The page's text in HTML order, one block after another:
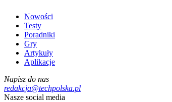
Nowości
Testy
Poradniki
Gry
Artykuły
Aplikacje
Napisz do nas
redakcja@techpolska.pl
Nasze social media